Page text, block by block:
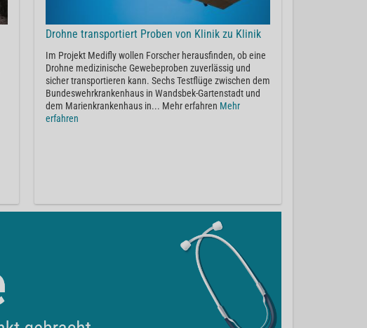
Drohne transportiert Proben von Klinik zu Klinik
Im Projekt Medifly wollen Forscher herausfinden, ob eine
Drohne medizinische Gewebeproben zuverlässig und
sicher transportieren kann. Sechs Testflüge zwischen dem
Bundeswehrkrankenhaus in Wandsbek-Gartenstadt und
dem Marienkrankenhaus in... Mehr erfahren Mehr
erfahren